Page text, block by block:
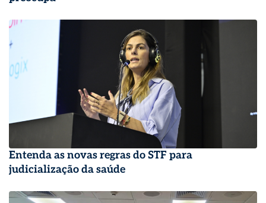
Entenda as novas regras do STF para
judicialização da saúde